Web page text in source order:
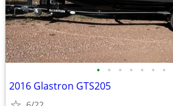
• • • • • • •
2016 Glastron GTS205